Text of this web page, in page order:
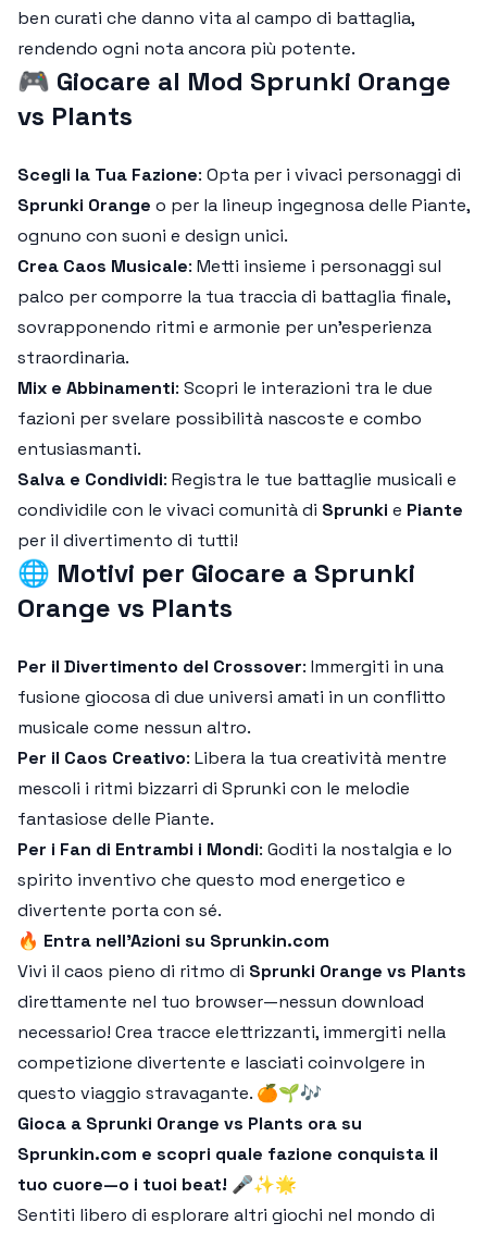
ben curati che danno vita al campo di battaglia,
rendendo ogni nota ancora più potente.
🎮 Giocare al Mod Sprunki Orange
vs Plants
Scegli la Tua Fazione: Opta per i vivaci personaggi di
Sprunki Orange o per la lineup ingegnosa delle Piante,
ognuno con suoni e design unici.
Crea Caos Musicale: Metti insieme i personaggi sul
palco per comporre la tua traccia di battaglia finale,
sovrapponendo ritmi e armonie per un'esperienza
straordinaria.
Mix e Abbinamenti: Scopri le interazioni tra le due
fazioni per svelare possibilità nascoste e combo
entusiasmanti.
Salva e Condividi: Registra le tue battaglie musicali e
condividile con le vivaci comunità di Sprunki e Piante
per il divertimento di tutti!
🌐 Motivi per Giocare a Sprunki
Orange vs Plants
Per il Divertimento del Crossover: Immergiti in una
fusione giocosa di due universi amati in un conflitto
musicale come nessun altro.
Per il Caos Creativo: Libera la tua creatività mentre
mescoli i ritmi bizzarri di Sprunki con le melodie
fantasiose delle Piante.
Per i Fan di Entrambi i Mondi: Goditi la nostalgia e lo
spirito inventivo che questo mod energetico e
divertente porta con sé.
🔥 Entra nell'Azioni su Sprunkin.com
Vivi il caos pieno di ritmo di Sprunki Orange vs Plants
direttamente nel tuo browser—nessun download
necessario! Crea tracce elettrizzanti, immergiti nella
competizione divertente e lasciati coinvolgere in
questo viaggio stravagante. 🍊🌱🎶
Gioca a Sprunki Orange vs Plants ora su
Sprunkin.com e scopri quale fazione conquista il
tuo cuore—o i tuoi beat! 🎤✨🌟
Sentiti libero di esplorare altri giochi nel mondo di